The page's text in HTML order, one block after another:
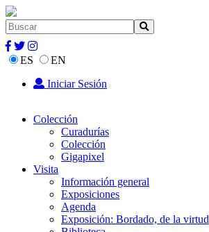
ES
EN
Iniciar Sesión
Colección
Curadurías
Colección
Gigapixel
Visita
Información general
Exposiciones
Agenda
Exposición: Bordado, de la virtud